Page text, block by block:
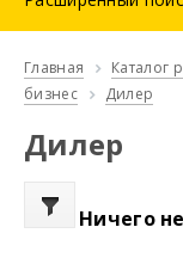
Главная Каталог
бизнес
Дилер
Дилер
Ничего